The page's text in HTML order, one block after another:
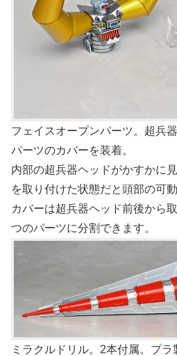
フェイスオープンパーツ。超兵
パーツのカバーを装着。
内部の超兵器ヘッドがかすかに
を取り付けた状態だと頭部の可
カバーは超兵器ヘッド前後から
つのパーツに分割できます。
ミラクルドリル。2本付属。プ